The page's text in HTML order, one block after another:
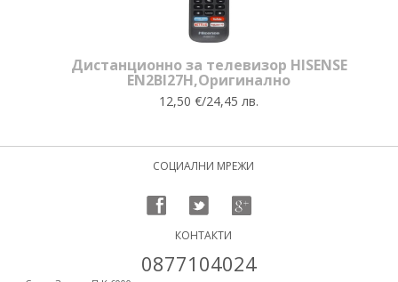
Дистанционно за телевизор HISENSE
EN2BI27H,Оригинално
12,50 €/24,45 лв.
СОЦИАЛНИ МРЕЖИ
КОНТАКТИ
0877104024